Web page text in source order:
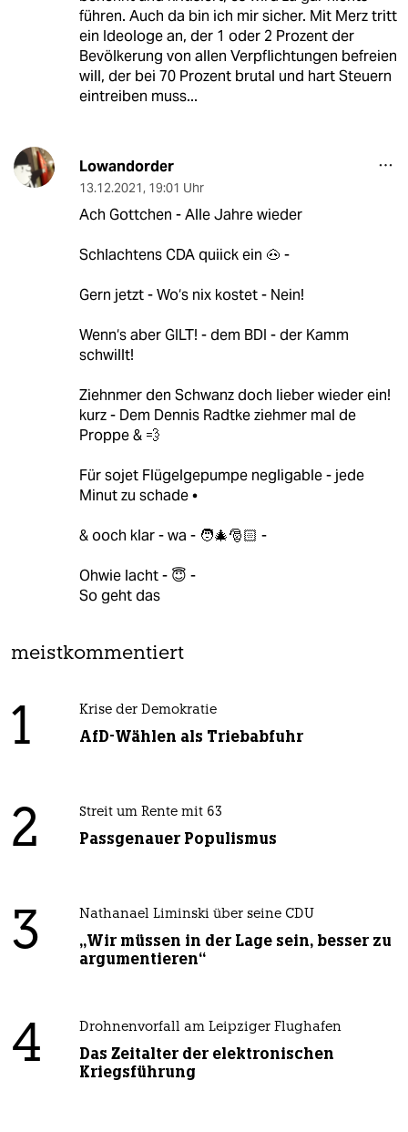
führen. Auch da bin ich mir sicher. Mit Merz tritt
ein Ideologe an, der 1 oder 2 Prozent der
Bevölkerung von allen Verpflichtungen befreien
will, der bei 70 Prozent brutal und hart Steuern
eintreiben muss...
Lowandorder
13.12.2021, 19:01 Uhr
Ach Gottchen - Alle Jahre wieder
Schlachtens CDA quiick ein 🐽 -
Gern jetzt - Wo‘s nix kostet - Nein!
Wenn‘s aber GILT! - dem BDI - der Kamm
schwillt!
Ziehnmer den Schwanz doch lieber wieder ein!
kurz - Dem Dennis Radtke ziehmer mal de
Proppe & 💨
Für sojet Flügelgepumpe negligable - jede
Minut zu schade •
& ooch klar - wa - 🧑‍🎄🎅🏻 -
Ohwie lacht - 😇 -
So geht das
meistkommentiert
1 Krise der Demokratie
AfD-Wählen als Triebabfuhr
2 Streit um Rente mit 63
Passgenauer Populismus
3 Nathanael Liminski über seine CDU
„Wir müssen in der Lage sein, besser zu
argumentieren“
4 Drohnenvorfall am Leipziger Flughafen
Das Zeitalter der elektronischen
Kriegsführung